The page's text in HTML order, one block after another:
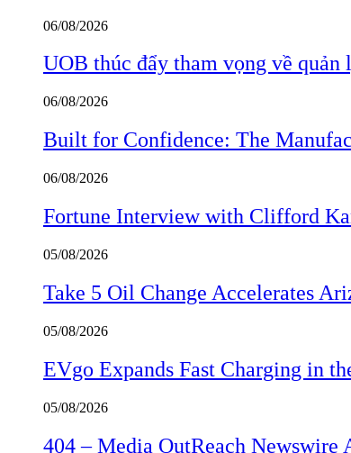
06/08/2026
UOB thúc đẩy tham vọng về
06/08/2026
Built for Confidence: The
06/08/2026
Fortune Interview with Clifford
05/08/2026
Take 5 Oil Change Accelerates
05/08/2026
EVgo Expands Fast Charging in
05/08/2026
404 – Media OutReach Newswire